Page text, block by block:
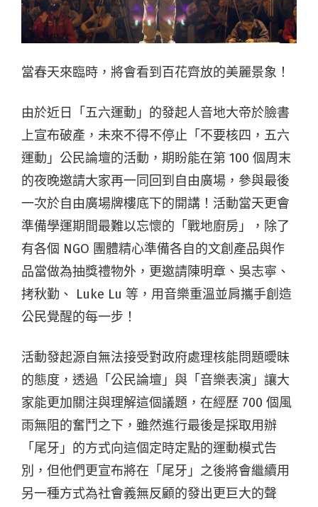
當春天來臨時，將會看到百花齊放的美麗景象！
由於近日「五六運動」的發起人音地大帝於臉書
上宣布破產，未來不得不停止「不要核四，五六
運動」公民論壇的活動，期盼能在第 100 個周末
的夜晚邀請大家再一同回到自由廣場，參與最後
一次於自由廣場牌樓底下的開講！活動當天更會
準備學運期間最難以忘懷的「戰地廚房」，除了
有各個 NGO 團體精心準備各自的文創產品與作
品當做為抽獎禮物外，更邀請陳明章、吳志寧、
拷秋勤、 Luke Lu 等，用音樂重溫並肩攜手創造
公民覺醒的每一步！
活動發起源自無法接受對政府處理核能問題曖昧
的態度，透過「公民論壇」與「音樂表演」讓大
家能更加關注與理解這個議題，在經歷 700 個風
雨無阻的奮鬥之下，雖然進行最後是採取用辦
「尾牙」的方式向這個定時定點的運動模式告
別，但他們更宣布將在「尾牙」之後將會繼續用
另一種方式為社會義無反顧的發出更巨大的聲